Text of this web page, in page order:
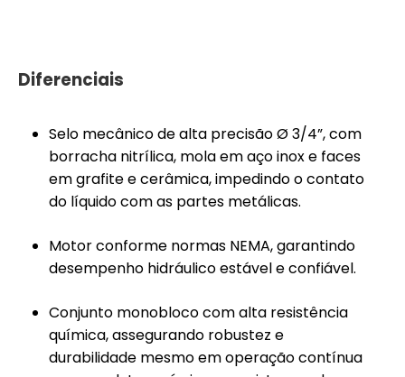
Diferenciais
Selo mecânico de alta precisão Ø 3/4”, com
borracha nitrílica, mola em aço inox e faces
em grafite e cerâmica, impedindo o contato
do líquido com as partes metálicas.
Motor conforme normas NEMA, garantindo
desempenho hidráulico estável e confiável.
Conjunto monobloco com alta resistência
química, assegurando robustez e
durabilidade mesmo em operação contínua